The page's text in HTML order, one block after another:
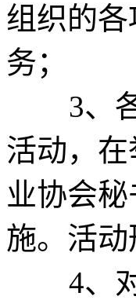
组织的
务；
3、各
活动，
业协会
施。活
4、对